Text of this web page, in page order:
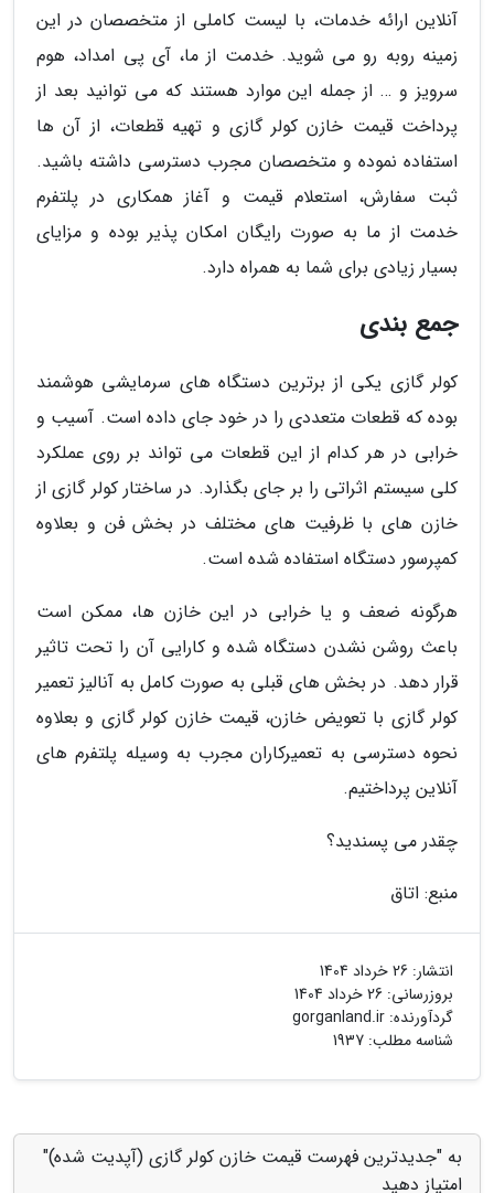
آنلاین ارائه خدمات، با لیست کاملی از متخصصان در این
زمینه روبه رو می شوید. خدمت از ما، آی پی امداد، هوم
سرویز و … از جمله این موارد هستند که می توانید بعد از
پرداخت قیمت خازن کولر گازی و تهیه قطعات، از آن ها
استفاده نموده و متخصصان مجرب دسترسی داشته باشید.
ثبت سفارش، استعلام قیمت و آغاز همکاری در پلتفرم
خدمت از ما به صورت رایگان امکان پذیر بوده و مزایای
بسیار زیادی برای شما به همراه دارد.
جمع بندی
کولر گازی یکی از برترین دستگاه های سرمایشی هوشمند
بوده که قطعات متعددی را در خود جای داده است. آسیب و
خرابی در هر کدام از این قطعات می تواند بر روی عملکرد
کلی سیستم اثراتی را بر جای بگذارد. در ساختار کولر گازی از
خازن های با ظرفیت های مختلف در بخش فن و بعلاوه
کمپرسور دستگاه استفاده شده است.
هرگونه ضعف و یا خرابی در این خازن ها، ممکن است
باعث روشن نشدن دستگاه شده و کارایی آن را تحت تاثیر
قرار دهد. در بخش های قبلی به صورت کامل به آنالیز تعمیر
کولر گازی با تعویض خازن، قیمت خازن کولر گازی و بعلاوه
نحوه دسترسی به تعمیرکاران مجرب به وسیله پلتفرم های
آنلاین پرداختیم.
چقدر می پسندید؟
منبع: اتاق
انتشار: 26 خرداد 1404
بروزرسانی: 26 خرداد 1404
گردآورنده: gorganland.ir
شناسه مطلب: 1937
به "جدیدترین فهرست قیمت خازن کولر گازی (آپدیت شده)"
امتیاز دهید